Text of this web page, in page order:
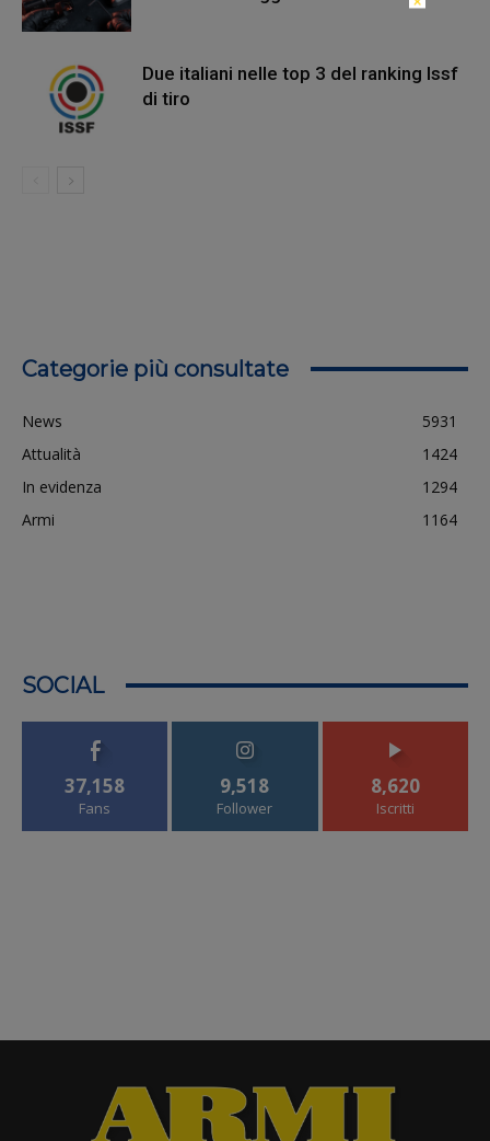
Due italiani nelle top 3 del ranking Issf
di tiro
Categorie più consultate
News
5931
Attualità
1424
In evidenza
1294
Armi
1164
SOCIAL
37,158
Fans
9,518
Follower
8,620
Iscritti